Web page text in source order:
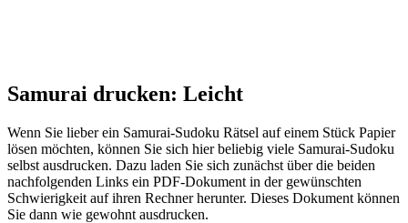
Samurai drucken: Leicht
Wenn Sie lieber ein Samurai-Sudoku Rätsel auf einem Stück Papier
lösen möchten, können Sie sich hier beliebig viele Samurai-Sudoku
selbst ausdrucken. Dazu laden Sie sich zunächst über die beiden
nachfolgenden Links ein PDF-Dokument in der gewünschten
Schwierigkeit auf ihren Rechner herunter. Dieses Dokument können
Sie dann wie gewohnt ausdrucken.